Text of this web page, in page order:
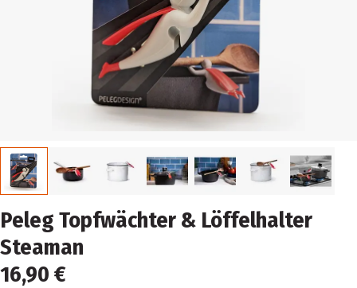
Peleg Topfwächter & Löffelhalter
Steaman
16,90 €